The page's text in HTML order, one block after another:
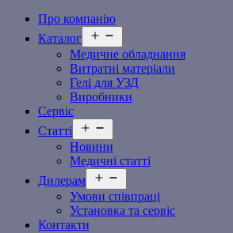
Про компанію
Каталог
меню
Медичне обладнання
Витратні матеріали
Гелі для УЗД
Виробники
Сервіс
Статті
меню
Новини
Медичні статті
Дилерам
меню
Умови співпраці
Установка та сервіс
Контакти